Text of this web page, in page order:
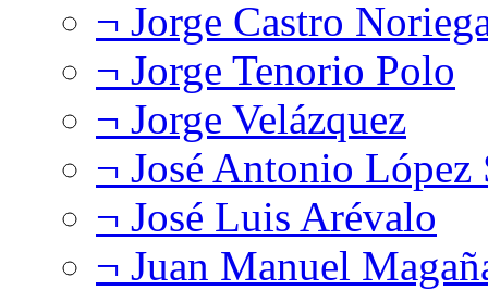
¬ Jorge Castro
¬ Jorge Tenorio Polo
¬ Jorge Velázquez
¬ José Antonio López
¬ José Luis Arévalo
¬ Juan Manuel